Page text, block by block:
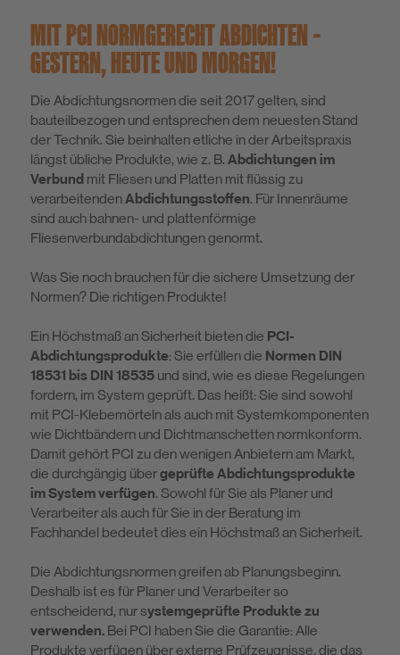
Nachhaltigkeit
MIT PCI NORMGERECHT ABDICHTEN –
GESTERN, HEUTE UND MORGEN!
Die Abdichtungsnormen die seit 2017 gelten, sind
bauteilbezogen und entsprechen dem neuesten Stand
der Technik. Sie beinhalten etliche in der Arbeitspraxis
längst übliche Produkte, wie z. B. Abdichtungen im
Verbund mit Fliesen und Platten mit flüssig zu
verarbeitendenAbdichtungsstoffen. Für Innenräume
sind auch bahnen- und plattenförmige
Fliesenverbundabdichtungen genormt.
Was Sie noch brauchen für die sichere Umsetzung der
Normen? Die richtigen Produkte!
Ein Höchstmaß an Sicherheit bieten die PCI-
Abdichtungsprodukte: Sie erfüllen die Normen DIN
18531 bis DIN 18535 und sind, wie es diese Regelungen
fordern, im System geprüft. Das heißt: Sie sind sowohl
mit PCI-Klebemörteln als auch mit Systemkomponenten
wie Dichtbändern und Dichtmanschetten normkonform.
Damit gehört PCI zu den wenigen Anbietern am Markt,
die durchgängig übergeprüfte Abdichtungsprodukte
im System verfügen. Sowohl für Sie als Planer und
Verarbeiter als auch für Sie in der Beratung im
Fachhandel bedeutet dies ein Höchstmaß an Sicherheit.
Die Abdichtungsnormen greifen ab Planungsbeginn.
Deshalb ist es für Planer und Verarbeiter so
entscheidend, nur systemgeprüfte Produkte zu
verwenden. Bei PCI haben Sie die Garantie: Alle
Produkte verfügen über externe Prüfzeugnisse, die das